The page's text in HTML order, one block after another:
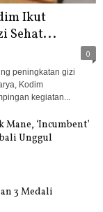
Ikut
Sehat...
0
peningkatan gizi
Kodim
kegiatan...
‘Incumbent’
Unggul
3 Medali